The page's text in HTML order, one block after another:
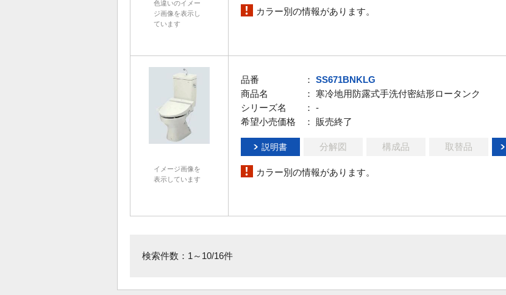
色違いのイメー
ジ画像を表示し
ています
カラー別の情報があります。
イメージ画像を
表示しています
品番 ： SS671BNKLG
商品名
： 寒冷地用防露式手洗付密結形ロータンク
シリーズ名
： -
希望小売価格
： 販売終了
説明書 分解図 構成品 取替品
カラー別の情報があります。
検索件数：1～10/16件